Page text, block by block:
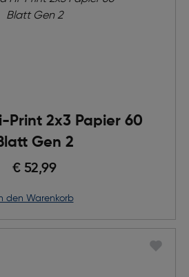
Print 2x3 Papier 60
Gen 2
€ 52,99
den Warenkorb